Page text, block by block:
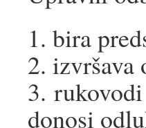
1. bira
2. izvršava
3.
donosi